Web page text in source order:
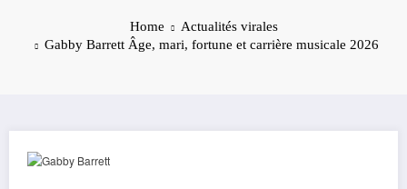
Home
Actualités virales
Gabby Barrett Âge, mari, fortune et carrière musicale 2026